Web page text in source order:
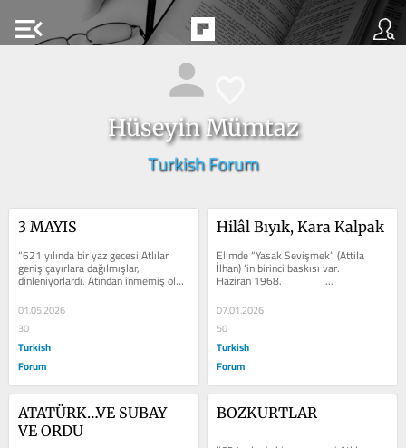
menu_open
Hüseyin Mümtaz
Turkish Forum
3 MAYIS
“621 yılında bir yaz gecesi Atlılar
geniş çayırlara dağılmışlar,
dinleniyorlardı. Atından inmemiş olan
Yüzbaşı Işbara Alp buyruklar...
01.05.2026
30
Turkish
Forum
Hilâl Bıyık, Kara Kalpak
Elimde “Yasak Sevişmek” (Attila
İlhan) ‘in birinci baskısı var.
Haziran 1968.                ...
07.01.2026
50
Turkish
Forum
ATATÜRK…VE SUBAY
VE ORDU
BOZKURTLAR